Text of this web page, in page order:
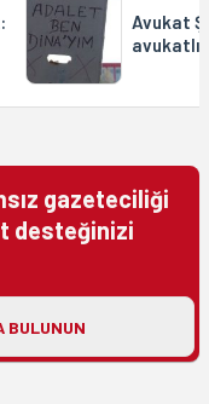
Avukat
gazeteciliği
desteğinizi
BULUNUN